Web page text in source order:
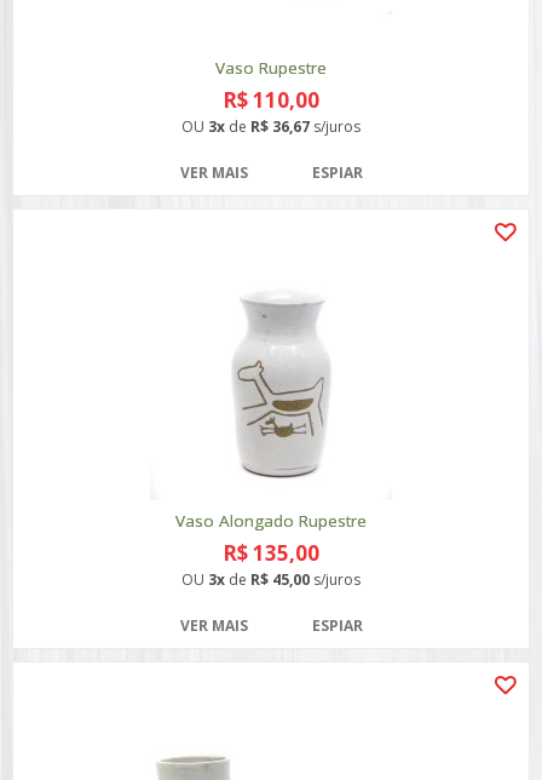
Vaso Rupestre
R$ 110,00
OU 3x de R$ 36,67 s/juros
VER MAIS ESPIAR
Vaso Alongado Rupestre
R$ 135,00
OU 3x de R$ 45,00 s/juros
VER MAIS ESPIAR